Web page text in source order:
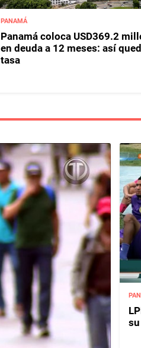
PANAMÁ
Panamá coloca USD369.2
en deuda a 12 meses: así
tasa